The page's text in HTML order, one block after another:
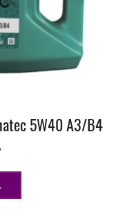
5W40 A3/B4